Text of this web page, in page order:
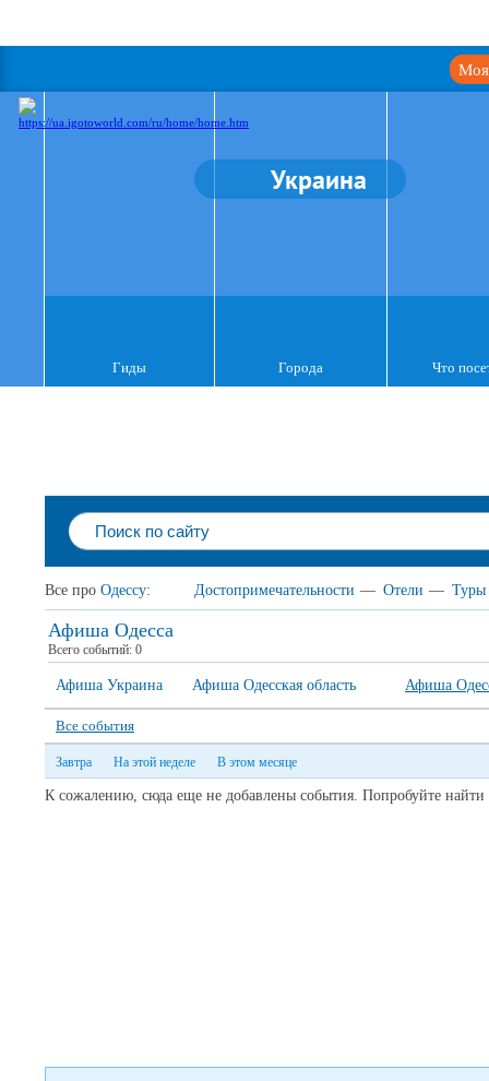
Моя
Украина
Гиды Города Что
Все про Одессу: Достопримечательности — Отели — Туры
Афиша Одесса
Всего событий: 0
Афиша Украина Афиша Одесская область Афиша
Все события
Завтра На этой неделе В этом месяце
К сожалению, сюда еще не добавлены события. Попробуйте найти